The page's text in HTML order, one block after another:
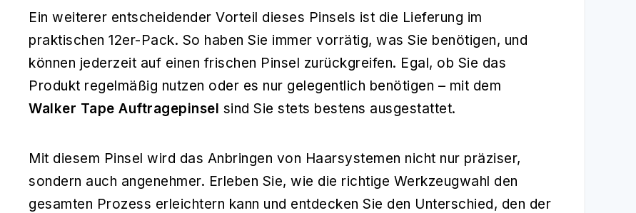
Ein weiterer entscheidender Vorteil dieses Pinsels ist die Lieferung im
praktischen 12er-Pack. So haben Sie immer vorrätig, was Sie benötigen, und
können jederzeit auf einen frischen Pinsel zurückgreifen. Egal, ob Sie das
Produkt regelmäßig nutzen oder es nur gelegentlich benötigen – mit dem
Walker Tape Auftragepinsel sind Sie stets bestens ausgestattet.
Mit diesem Pinsel wird das Anbringen von Haarsystemen nicht nur präziser,
sondern auch angenehmer. Erleben Sie, wie die richtige Werkzeugwahl den
gesamten Prozess erleichtern kann und entdecken Sie den Unterschied, den der